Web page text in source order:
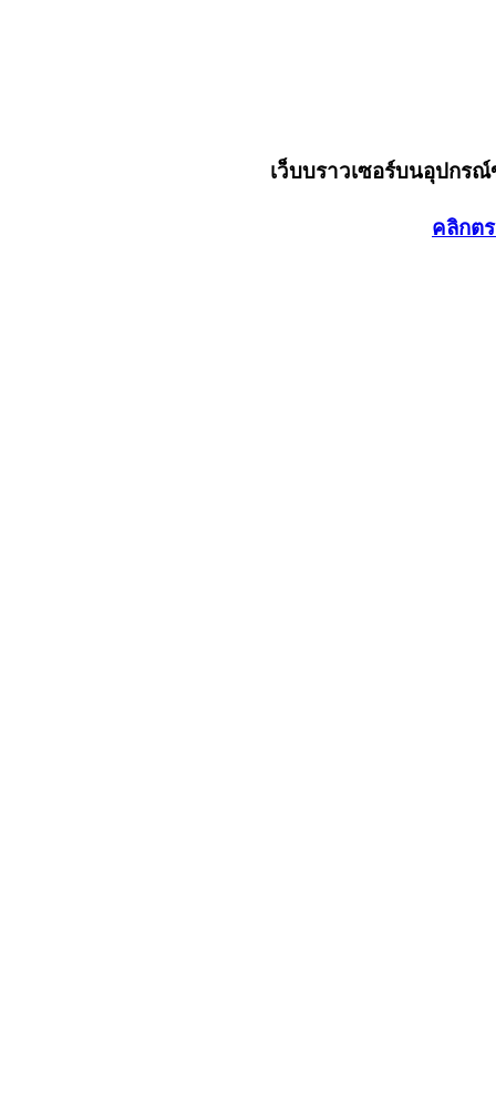
เว็บบราวเซอร์บนอุปกร
คลิกต